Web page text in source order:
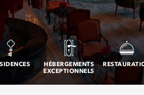
HÉBERGEMENTS
EXCEPTIONNELS